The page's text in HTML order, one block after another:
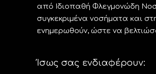
από Ιδιοπαθή Φλεγμονώδη
συγκεκριμένα νοσήματα και
ενημερωθούν, ώστε να
Ίσως σας ενδιαφέρουν: